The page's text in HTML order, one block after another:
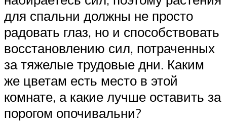
для спальни должны не просто
радовать глаз, но и способствовать
восстановлению сил, потраченных
за тяжелые трудовые дни. Каким
же цветам есть место в этой
комнате, а какие лучше оставить за
порогом опочивальни?